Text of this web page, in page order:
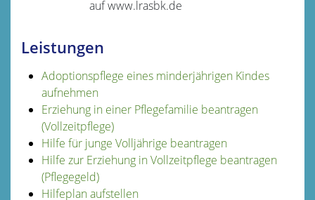
auf www.lrasbk.de
Leistungen
Adoptionspflege eines minderjährigen Kindes
aufnehmen
Erziehung in einer Pflegefamilie beantragen
(Vollzeitpflege)
Hilfe für junge Volljährige beantragen
Hilfe zur Erziehung in Vollzeitpflege beantragen
(Pflegegeld)
Hilfeplan aufstellen